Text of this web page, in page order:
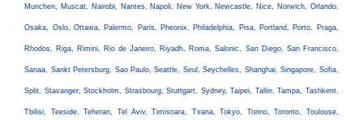
Munchen, Muscat, Nairobi, Nantes, Napoli, New York, Newcastle, Nice, Norwich, Orlando,
Osaka, Oslo, Ottawa, Palermo, Paris, Pheonix, Philadelphia, Pisa, Portland, Porto, Praga,
Rhodos, Riga, Rimini, Rio de Janeiro, Riyadh, Roma, Salonic, San Diego, San Francisco,
Sanaa, Sankt Petersburg, Sao Paulo, Seattle, Seul, Seychelles, Shanghai, Singapore, Sofia,
Split, Stavanger, Stockholm, Strasbourg, Stuttgart, Sydney, Taipei, Tallin, Tampa, Tashkent,
Tbilisi, Teeside, Teheran, Tel Aviv, Timisoara, Tirana, Tokyo, Torino, Toronto, Toulouse,